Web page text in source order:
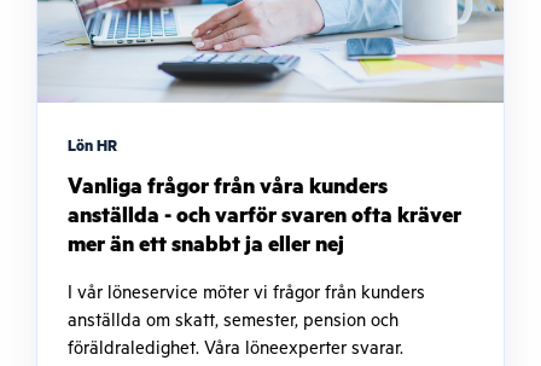
Lön HR
Vanliga frågor från våra kunders
anställda - och varför svaren ofta kräver
mer än ett snabbt ja eller nej
I vår löneservice möter vi frågor från kunders
anställda om skatt, semester, pension och
föräldraledighet. Våra löneexperter svarar.